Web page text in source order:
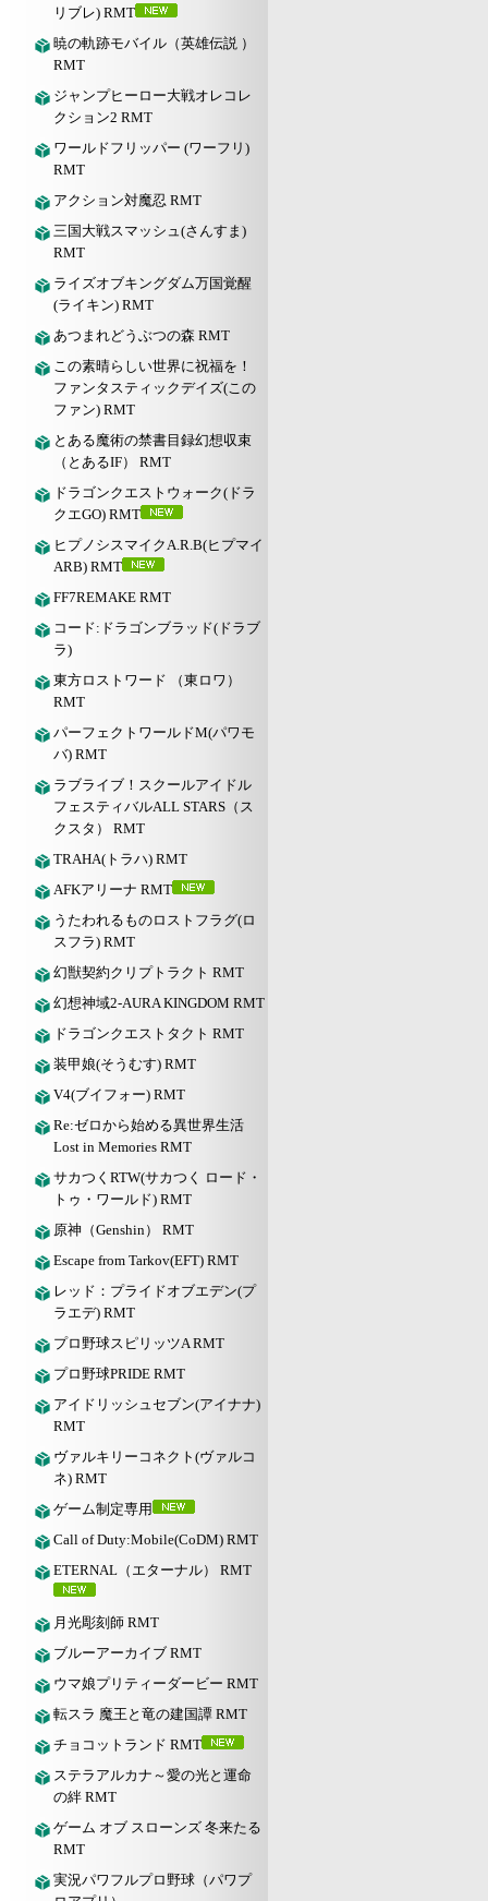
リブレ) RMT
暁の軌跡モバイル（英雄伝説 ）
RMT
ジャンプヒーロー大戦オレコレ
クション2 RMT
ワールドフリッパー (ワーフリ)
RMT
アクション対魔忍 RMT
三国大戦スマッシュ(さんすま)
RMT
ライズオブキングダム万国覚醒
(ライキン) RMT
あつまれどうぶつの森 RMT
この素晴らしい世界に祝福を！
ファンタスティックデイズ(この
ファン) RMT
とある魔術の禁書目録幻想収束
（とあるIF） RMT
ドラゴンクエストウォーク(ドラ
クエGO) RMT
ヒプノシスマイクA.R.B(ヒプマイ
ARB) RMT
FF7REMAKE RMT
コード:ドラゴンブラッド(ドラブ
ラ)
東方ロストワード （東ロワ）
RMT
パーフェクトワールドM(パワモ
バ) RMT
ラブライブ！スクールアイドル
フェスティバルALL STARS（ス
クスタ） RMT
TRAHA(トラハ) RMT
AFKアリーナ RMT
うたわれるものロストフラグ(ロ
スフラ) RMT
幻獣契約クリプトラクト RMT
幻想神域2-AURA KINGDOM RMT
ドラゴンクエストタクト RMT
装甲娘(そうむす) RMT
V4(ブイフォー) RMT
Re:ゼロから始める異世界生活
Lost in Memories RMT
サカつくRTW(サカつく ロード・
トゥ・ワールド) RMT
原神（Genshin） RMT
Escape from Tarkov(EFT) RMT
レッド：プライドオブエデン(プ
ラエデ) RMT
プロ野球スピリッツA RMT
プロ野球PRIDE RMT
アイドリッシュセブン(アイナナ)
RMT
ヴァルキリーコネクト(ヴァルコ
ネ) RMT
ゲーム制定専用
Call of Duty:Mobile(CoDM) RMT
ETERNAL（エターナル） RMT
月光彫刻師 RMT
ブルーアーカイブ RMT
ウマ娘プリティーダービー RMT
転スラ 魔王と竜の建国譚 RMT
チョコットランド RMT
ステラアルカナ～愛の光と運命
の絆 RMT
ゲーム オブ スローンズ 冬来たる
RMT
実況パワフルプロ野球（パワプ